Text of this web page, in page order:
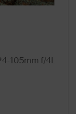
105mm f/4L